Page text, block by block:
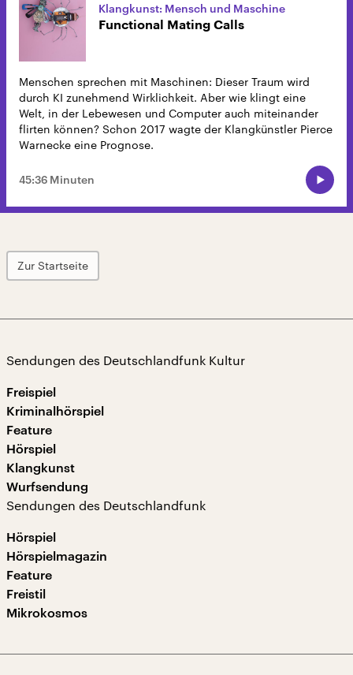
Klangkunst: Mensch und Maschine
Functional Mating Calls
Menschen sprechen mit Maschinen: Dieser Traum wird
durch KI zunehmend Wirklichkeit. Aber wie klingt eine
Welt, in der Lebewesen und Computer auch miteinander
flirten können? Schon 2017 wagte der Klangkünstler Pierce
Warnecke eine Prognose.
45:36 Minuten
Zur Startseite
Sendungen des Deutschlandfunk Kultur
Freispiel
Kriminalhörspiel
Feature
Hörspiel
Klangkunst
Wurfsendung
Sendungen des Deutschlandfunk
Hörspiel
Hörspielmagazin
Feature
Freistil
Mikrokosmos